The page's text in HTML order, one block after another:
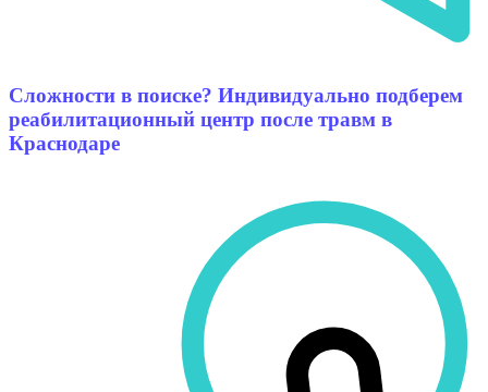
Сложности в поиске? Индивидуально подберем
реабилитационный центр после травм в
Краснодаре